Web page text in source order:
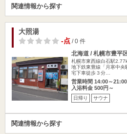
関連情報から探す
大照湯
-点/ 0 件
北海道 / 札幌市豊平
札幌市東西線白石駅
地下鉄東豊線「月寒中
宅下車徒歩３分…
営業時間 14:00～21:00
入浴料金 500円～
日帰り サウナ
関連情報から探す